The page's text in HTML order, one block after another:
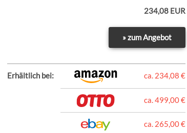
234,08 EUR
» zum Angebot
Erhältlich bei: ca. 234,08 €
ca. 499,00 €
ca. 265,00 €